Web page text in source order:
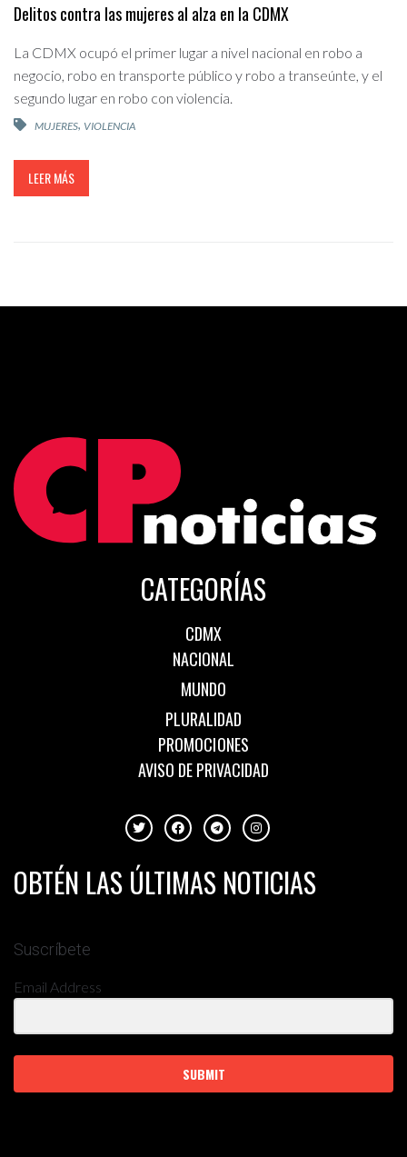
Delitos contra las mujeres al alza en la CDMX
La CDMX ocupó el primer lugar a nivel nacional en robo a
negocio, robo en transporte público y robo a transeúnte, y el
segundo lugar en robo con violencia.
MUJERES, VIOLENCIA
LEER MÁS
CATEGORÍAS
CDMX
NACIONAL
MUNDO
PLURALIDAD
PROMOCIONES
AVISO DE PRIVACIDAD
OBTÉN LAS ÚLTIMAS NOTICIAS
Suscríbete
Email Address
SUBMIT